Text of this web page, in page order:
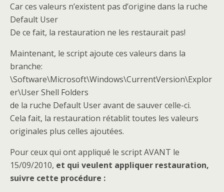
Car ces valeurs n’existent pas d’origine dans la ruche
Default User
De ce fait, la restauration ne les restaurait pas!
Maintenant, le script ajoute ces valeurs dans la
branche:
\Software\Microsoft\Windows\CurrentVersion\Explor
er\User Shell Folders
de la ruche Default User avant de sauver celle-ci.
Cela fait, la restauration rétablit toutes les valeurs
originales plus celles ajoutées.
Pour ceux qui ont appliqué le script AVANT le
15/09/2010, et qui veulent appliquer restauration,
suivre cette procédure :